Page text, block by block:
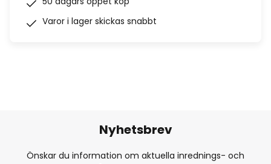
Varor i lager skickas snabbt
Nyhetsbrev
Önskar du information om aktuella inrednings- och